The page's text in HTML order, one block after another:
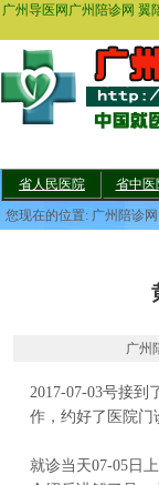
广州导医网广州陪诊网
省人民医院 省中医
您现在的位置: 广州陪诊网
广州
2017-07-03号接
作，约好了医院门
就诊当天07-05日